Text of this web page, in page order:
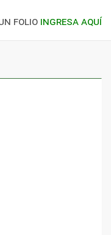
folio ingresa aquí